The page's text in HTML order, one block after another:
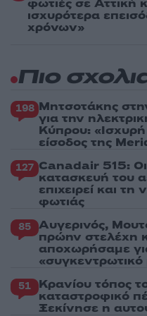
φωτιές σε Αττική
ισχυρότερα
χρόνων»
Πιο
198 Μητσοτάκης
για την
Κύπρου:
είσοδος της
127 Canadair 515:
κατασκευή του
επιχειρεί και
φωτιάς
85 Αυγερινός,
πρώην στελέχη
αποχωρήσαμε
51 Κρανίου τόπος
καταστροφικό
Ξεκίνησε η